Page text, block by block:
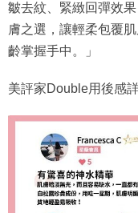
皺去紋、緊緻回彈效
膚之選，讓輕柔包覆
齡掌握手中。」
美評家Double用後感詳